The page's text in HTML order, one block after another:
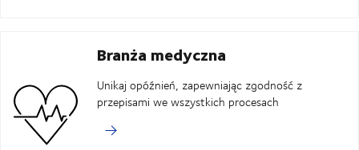
Branża medyczna
Unikaj opóźnień, zapewniając zgodność z
przepisami we wszystkich procesach